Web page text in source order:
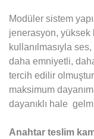
Modüler sistem
jenerasyon, yüksek
kullanılmasıyla ses,
daha emniyetli,
tercih edilir
maksimum
dayanıklı hale
Anahtar teslim